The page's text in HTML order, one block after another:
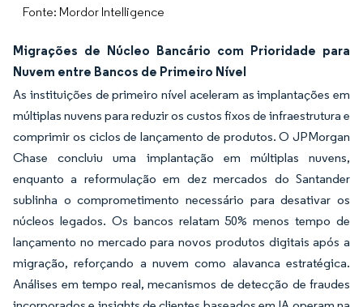
Fonte: Mordor Intelligence
Migrações de Núcleo Bancário com Prioridade para
Nuvem entre Bancos de Primeiro Nível
As instituições de primeiro nível aceleram as implantações em
múltiplas nuvens para reduzir os custos fixos de infraestrutura e
comprimir os ciclos de lançamento de produtos. O JPMorgan
Chase concluiu uma implantação em múltiplas nuvens,
enquanto a reformulação em dez mercados do Santander
sublinha o comprometimento necessário para desativar os
núcleos legados. Os bancos relatam 50% menos tempo de
lançamento no mercado para novos produtos digitais após a
migração, reforçando a nuvem como alavanca estratégica.
Análises em tempo real, mecanismos de detecção de fraudes